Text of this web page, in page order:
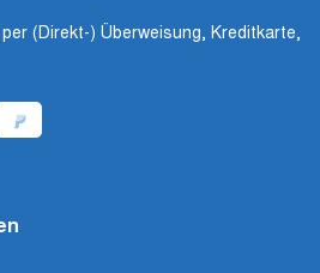
(Direkt-) Überweisung, Kreditkarte,